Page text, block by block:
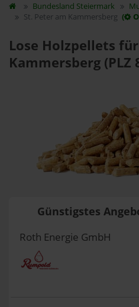
Bundesland Steiermark
St. Peter am Kammersberg (
Lose Holzpellets
Kammersberg (PLZ
Günstigstes
Roth Energie GmbH